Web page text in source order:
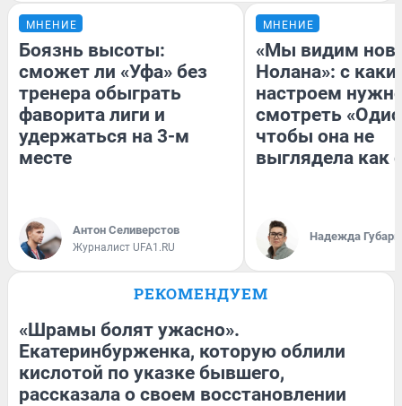
МНЕНИЕ
Боязнь высоты:
сможет ли «Уфа» без
тренера обыграть
фаворита лиги и
удержаться на 3-м
месте
Антон Селиверстов
Журналист UFA1.RU
МНЕНИЕ
«Мы видим
Нолана»: с
настроем
смотреть
чтобы она не
выглядела как
Надежда Губарь
РЕКОМЕНДУЕМ
«Шрамы болят ужасно».
Екатеринбурженка, которую облили
кислотой по указке бывшего,
рассказала о своем восстановлении